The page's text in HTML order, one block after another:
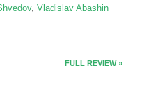
, Vladislav Abashin
FULL REVIEW »